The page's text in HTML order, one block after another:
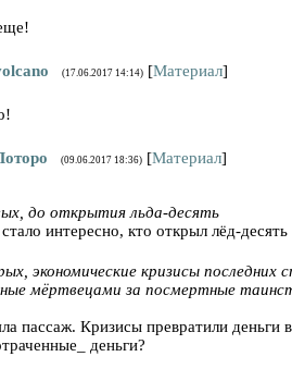
(17.06.2017 14:14) [Материал]
(09.06.2017 18:36) [Материал]
до открытия льда-десять
интересно, кто открыл лёд-
экономические кризисы последних
мёртвецами за посмертные
пассаж. Кризисы превратили
деньги?